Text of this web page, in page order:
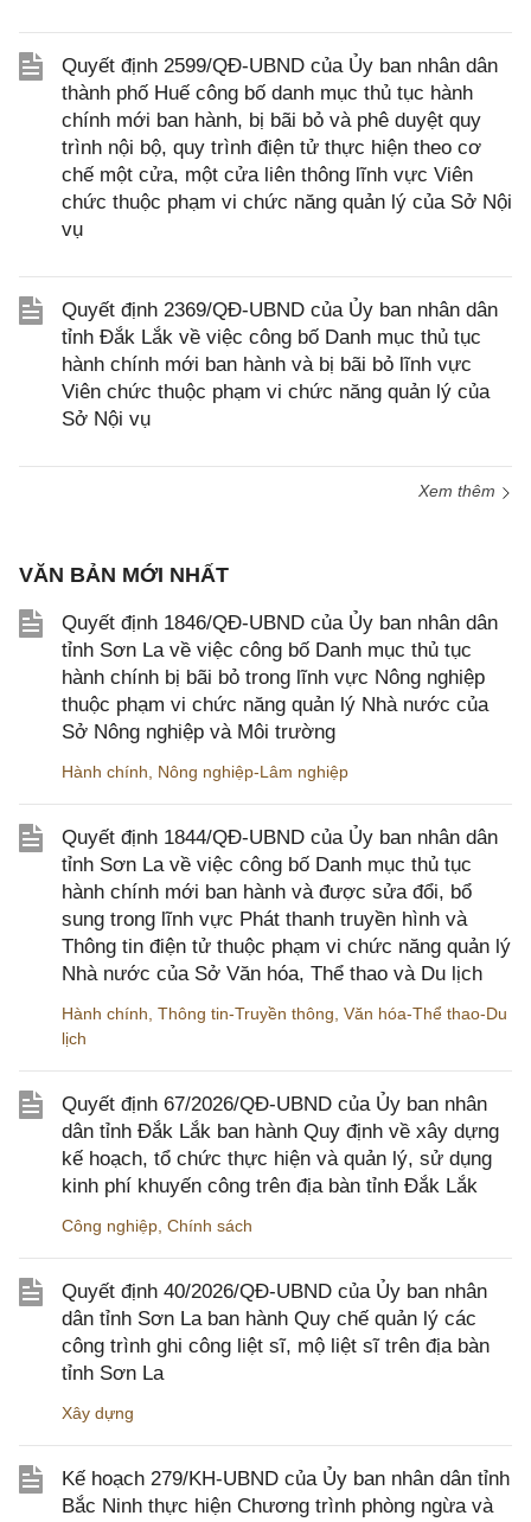
Quyết định 2599/QĐ-UBND của Ủy ban nhân dân
thành phố Huế công bố danh mục thủ tục hành
chính mới ban hành, bị bãi bỏ và phê duyệt quy
trình nội bộ, quy trình điện tử thực hiện theo cơ
chế một cửa, một cửa liên thông lĩnh vực Viên
chức thuộc phạm vi chức năng quản lý của Sở Nội
vụ
Quyết định 2369/QĐ-UBND của Ủy ban nhân dân
tỉnh Đắk Lắk về việc công bố Danh mục thủ tục
hành chính mới ban hành và bị bãi bỏ lĩnh vực
Viên chức thuộc phạm vi chức năng quản lý của
Sở Nội vụ
Xem thêm
VĂN BẢN MỚI NHẤT
Quyết định 1846/QĐ-UBND của Ủy ban nhân dân
tỉnh Sơn La về việc công bố Danh mục thủ tục
hành chính bị bãi bỏ trong lĩnh vực Nông nghiệp
thuộc phạm vi chức năng quản lý Nhà nước của
Sở Nông nghiệp và Môi trường
Hành chính, Nông nghiệp-Lâm nghiệp
Quyết định 1844/QĐ-UBND của Ủy ban nhân dân
tỉnh Sơn La về việc công bố Danh mục thủ tục
hành chính mới ban hành và được sửa đổi, bổ
sung trong lĩnh vực Phát thanh truyền hình và
Thông tin điện tử thuộc phạm vi chức năng quản lý
Nhà nước của Sở Văn hóa, Thể thao và Du lịch
Hành chính, Thông tin-Truyền thông, Văn hóa-Thể thao-Du
lịch
Quyết định 67/2026/QĐ-UBND của Ủy ban nhân
dân tỉnh Đắk Lắk ban hành Quy định về xây dựng
kế hoạch, tổ chức thực hiện và quản lý, sử dụng
kinh phí khuyến công trên địa bàn tỉnh Đắk Lắk
Công nghiệp, Chính sách
Quyết định 40/2026/QĐ-UBND của Ủy ban nhân
dân tỉnh Sơn La ban hành Quy chế quản lý các
công trình ghi công liệt sĩ, mộ liệt sĩ trên địa bàn
tỉnh Sơn La
Xây dựng
Kế hoạch 279/KH-UBND của Ủy ban nhân dân tỉnh
Bắc Ninh thực hiện Chương trình phòng ngừa và